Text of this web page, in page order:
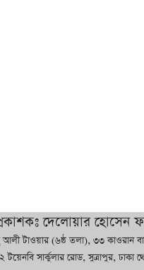
বাজারে কাঁচা মরিচে
আগে দেখিনি’
দেলোয়ার হোসেন
আলী টাওয়ার (৬ষ্ঠ তলা), ৩৩ কাওরান
সার্কুলার রোড, সুত্রাপুর, ঢাকা